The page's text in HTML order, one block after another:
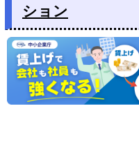
ション